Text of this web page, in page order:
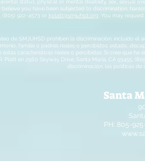
status, physical or mental disability, sex, sexual
you have been subjected to discrimination,
(805) 922-4573 or kplatt@smjuhsd.org . You may
de SMJUHSD prohíben la discriminación, incluido
familia o padres reales o percibidos. estado,
características reales o percibidas. Si cree que
en 2560 Skyway Drive, Santa Maria, CA 93455,
discriminación, las políticas de
Santa
PH: 805-